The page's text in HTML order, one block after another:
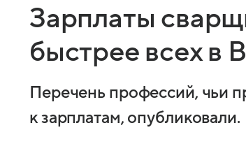
Зарплаты
быстрее всех в
Перечень профессий, чьи
к зарплатам, опубликовали.